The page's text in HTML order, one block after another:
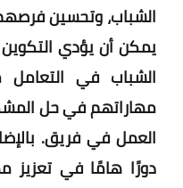
الشباب، وتحسين
يمكن أن يؤدي
الشباب في التعامل
مهاراتهم في حل
العمل في فريق.
دورًا هامًا في تعزيز